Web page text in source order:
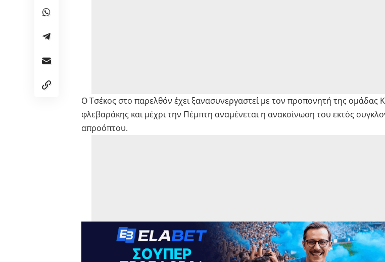
Ο Τσέκος στο παρελθόν έχει ξανασυνεργαστεί με τον προπονητή της ομάδας
φλεβαράκης και μέχρι την Πέμπτη αναμένεται η ανακοίνωση του εκτός
απροόπτου.